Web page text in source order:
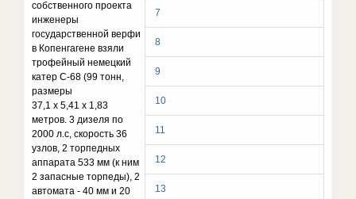
7
8
9
10
11
12
13
собственного проекта
инженеры
государственной верфи
в Копенгагене взяли
трофейный немецкий
катер С-68 (99 тонн,
размеры
37,1 х 5,41 х 1,83
метров. 3 дизеля по
2000 л.с, скорость 36
узлов, 2 торпедных
аппарата 533 мм (к ним
2 запасные торпеды), 2
автомата - 40 мм и 20